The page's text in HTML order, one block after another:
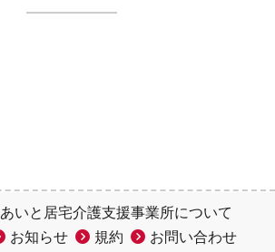
あいと居宅介護支援事業所について
お知らせ 規約 お問い合わせ